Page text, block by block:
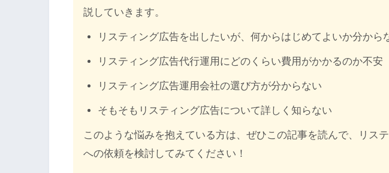
説していきます。
リスティング広告を出したいが、何からはじめてよいか分から
リスティング広告代行運用にどのくらい費用がかかるのか不安
リスティング広告運用会社の選び方が分からない
そもそもリスティング広告について詳しく知らない
このような悩みを抱えている方は、ぜひこの記事を読んで、リス
への依頼を検討してみてください！